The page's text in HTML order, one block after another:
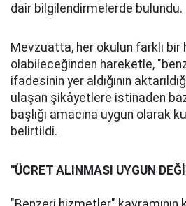
dair bilgilendirmelerde bulundu.
Mevzuatta, her okulun farklı
olabileceğinden hareketle,
ifadesinin yer aldığının
ulaşan şikâyetlere istinaden
başlığı amacına uygun olarak
belirtildi.
"ÜCRET ALINMASI UYGUN